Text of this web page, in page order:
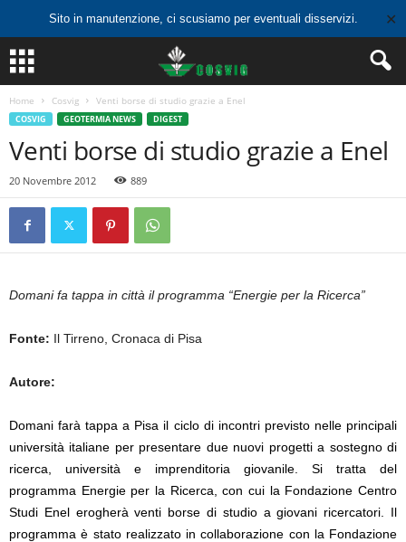
Sito in manutenzione, ci scusiamo per eventuali disservizi. ✕
Home Cosvig Venti borse di studio grazie a Enel
COSVIG GEOTERMIA NEWS DIGEST
Venti borse di studio grazie a Enel
20 Novembre 2012 889
Domani fa tappa in città il programma “Energie per la Ricerca”
Fonte: Il Tirreno, Cronaca di Pisa
Autore:
Domani farà tappa a Pisa il ciclo di incontri previsto nelle principali
università italiane per presentare due nuovi progetti a sostegno di
ricerca, università e imprenditoria giovanile. Si tratta del
programma Energie per la Ricerca, con cui la Fondazione Centro
Studi Enel erogherà venti borse di studio a giovani ricercatori. Il
programma è stato realizzato in collaborazione con la Fondazione